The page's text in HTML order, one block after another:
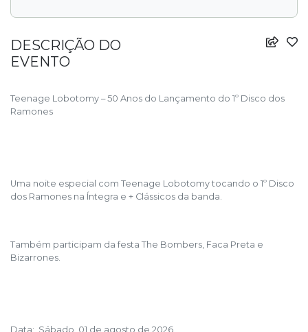
DESCRIÇÃO DO
EVENTO
Teenage Lobotomy – 50 Anos do Lançamento do 1º Disco dos
Ramones
Uma noite especial com Teenage Lobotomy tocando o 1º Disco
dos Ramones na Íntegra e + Clássicos da banda.
Também participam da festa The Bombers, Faca Preta e
Bizarrones.
Data: Sábado, 01 de agosto de 2026